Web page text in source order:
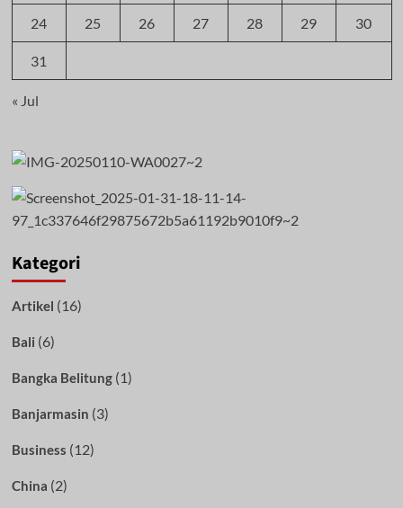
24 25 26 27 28 29 30
31
« Jul
Kategori
Artikel (16)
Bali (6)
Bangka Belitung(1)
Banjarmasin (3)
Business (12)
China (2)